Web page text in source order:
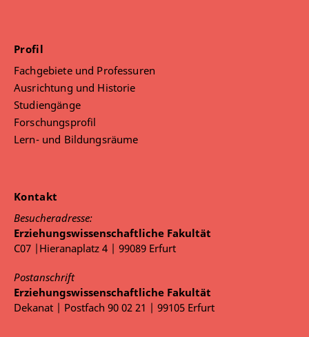
Profil
Fachgebiete und Professuren
Ausrichtung und Historie
Studiengänge
Forschungsprofil
Lern- und Bildungsräume
Kontakt
Besucheradresse:
Erziehungswissenschaftliche Fakultät
C07 |Hieranaplatz 4 | 99089 Erfurt
Postanschrift
Erziehungswissenschaftliche Fakultät
Dekanat | Postfach 90 02 21 | 99105 Erfurt